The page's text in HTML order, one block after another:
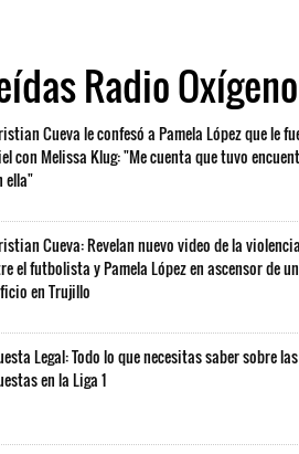
Radio Oxígeno
Cueva le confesó a Pamela López que le
con Melissa Klug: "Me cuenta que tuvo
ella"
Cueva: Revelan nuevo video de la
el futbolista y Pamela López en ascensor de un
en Trujillo
Legal: Todo lo que necesitas saber sobre las
en la Liga 1